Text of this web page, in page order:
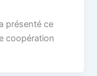
présenté ce
coopération